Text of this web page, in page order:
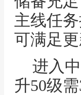
主线任
可满足更
进入
升50级